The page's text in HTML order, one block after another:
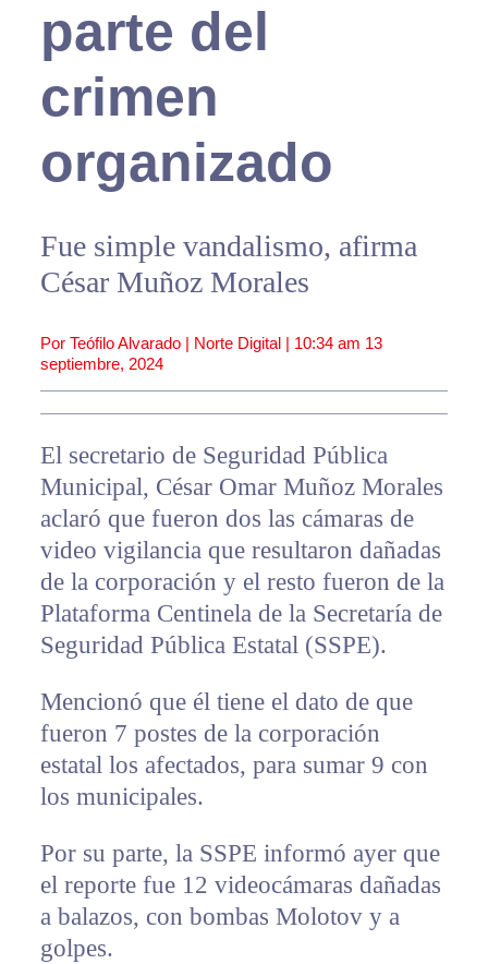
parte del
crimen
organizado
Fue simple vandalismo, afirma
César Muñoz Morales
Por Teófilo Alvarado | Norte Digital | 10:34 am 13
septiembre, 2024
El secretario de Seguridad Pública
Municipal, César Omar Muñoz Morales
aclaró que fueron dos las cámaras de
video vigilancia que resultaron dañadas
de la corporación y el resto fueron de la
Plataforma Centinela de la Secretaría de
Seguridad Pública Estatal (SSPE).
Mencionó que él tiene el dato de que
fueron 7 postes de la corporación
estatal los afectados, para sumar 9 con
los municipales.
Por su parte, la SSPE informó ayer que
el reporte fue 12 videocámaras dañadas
a balazos, con bombas Molotov y a
golpes.